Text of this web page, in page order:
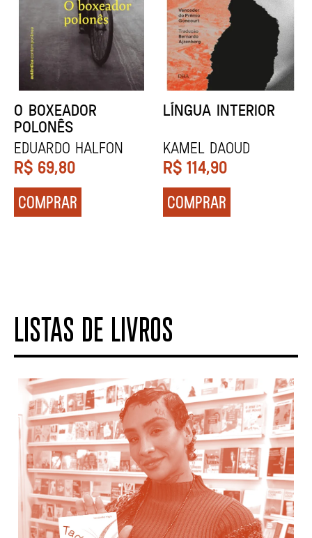
DENTES BRANCOS
Zadie Smith
R$ 129,90
COMPRAR
UCRÂNIA
Andrei Kurkov
R$ 139,90
COMPRAR
LISTAS DE LIVROS